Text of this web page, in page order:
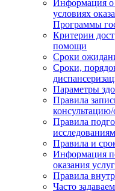
Информация о
условиях
Программы
Критерии
помощи
Сроки
Сроки,
Параметры
Правила
Правила
исследованиям
Правила и
Информация
оказания услуг
Правила
Часто